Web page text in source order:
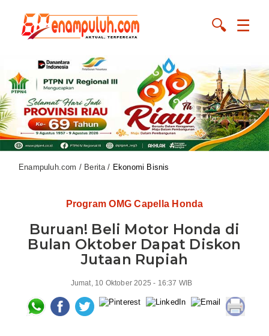
☰
🔍
Enampuluh.com / Berita / Ekonomi Bisnis
Program OMG Capella Honda
Buruan! Beli Motor Honda di
Bulan Oktober Dapat Diskon
Jutaan Rupiah
Jumat, 10 Oktober 2025 - 16:37 WIB